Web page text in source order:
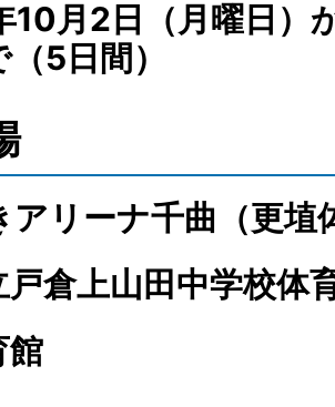
10月2日（月曜日）
5日間）
アリーナ千曲（更埴
倉上山田中学校体
館